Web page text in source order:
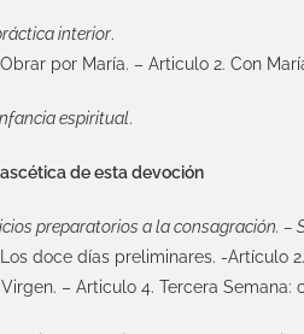
interior.
por María. – Articulo 2. Con
espiritual.
ascética de esta devoción
preparatorios a la consagración.
doce días preliminares. -Artículo
– Articulo 4. Tercera Semana: